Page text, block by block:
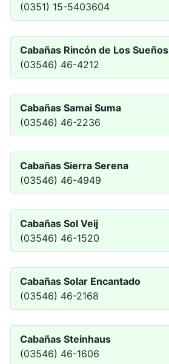
(0351) 15-5403604
Cabañas Rincón de Los Sueños
(03546) 46-4212
Cabañas Samai Suma
(03546) 46-2236
Cabañas Sierra Serena
(03546) 46-4949
Cabañas Sol Veij
(03546) 46-1520
Cabañas Solar Encantado
(03546) 46-2168
Cabañas Steinhaus
(03546) 46-1606